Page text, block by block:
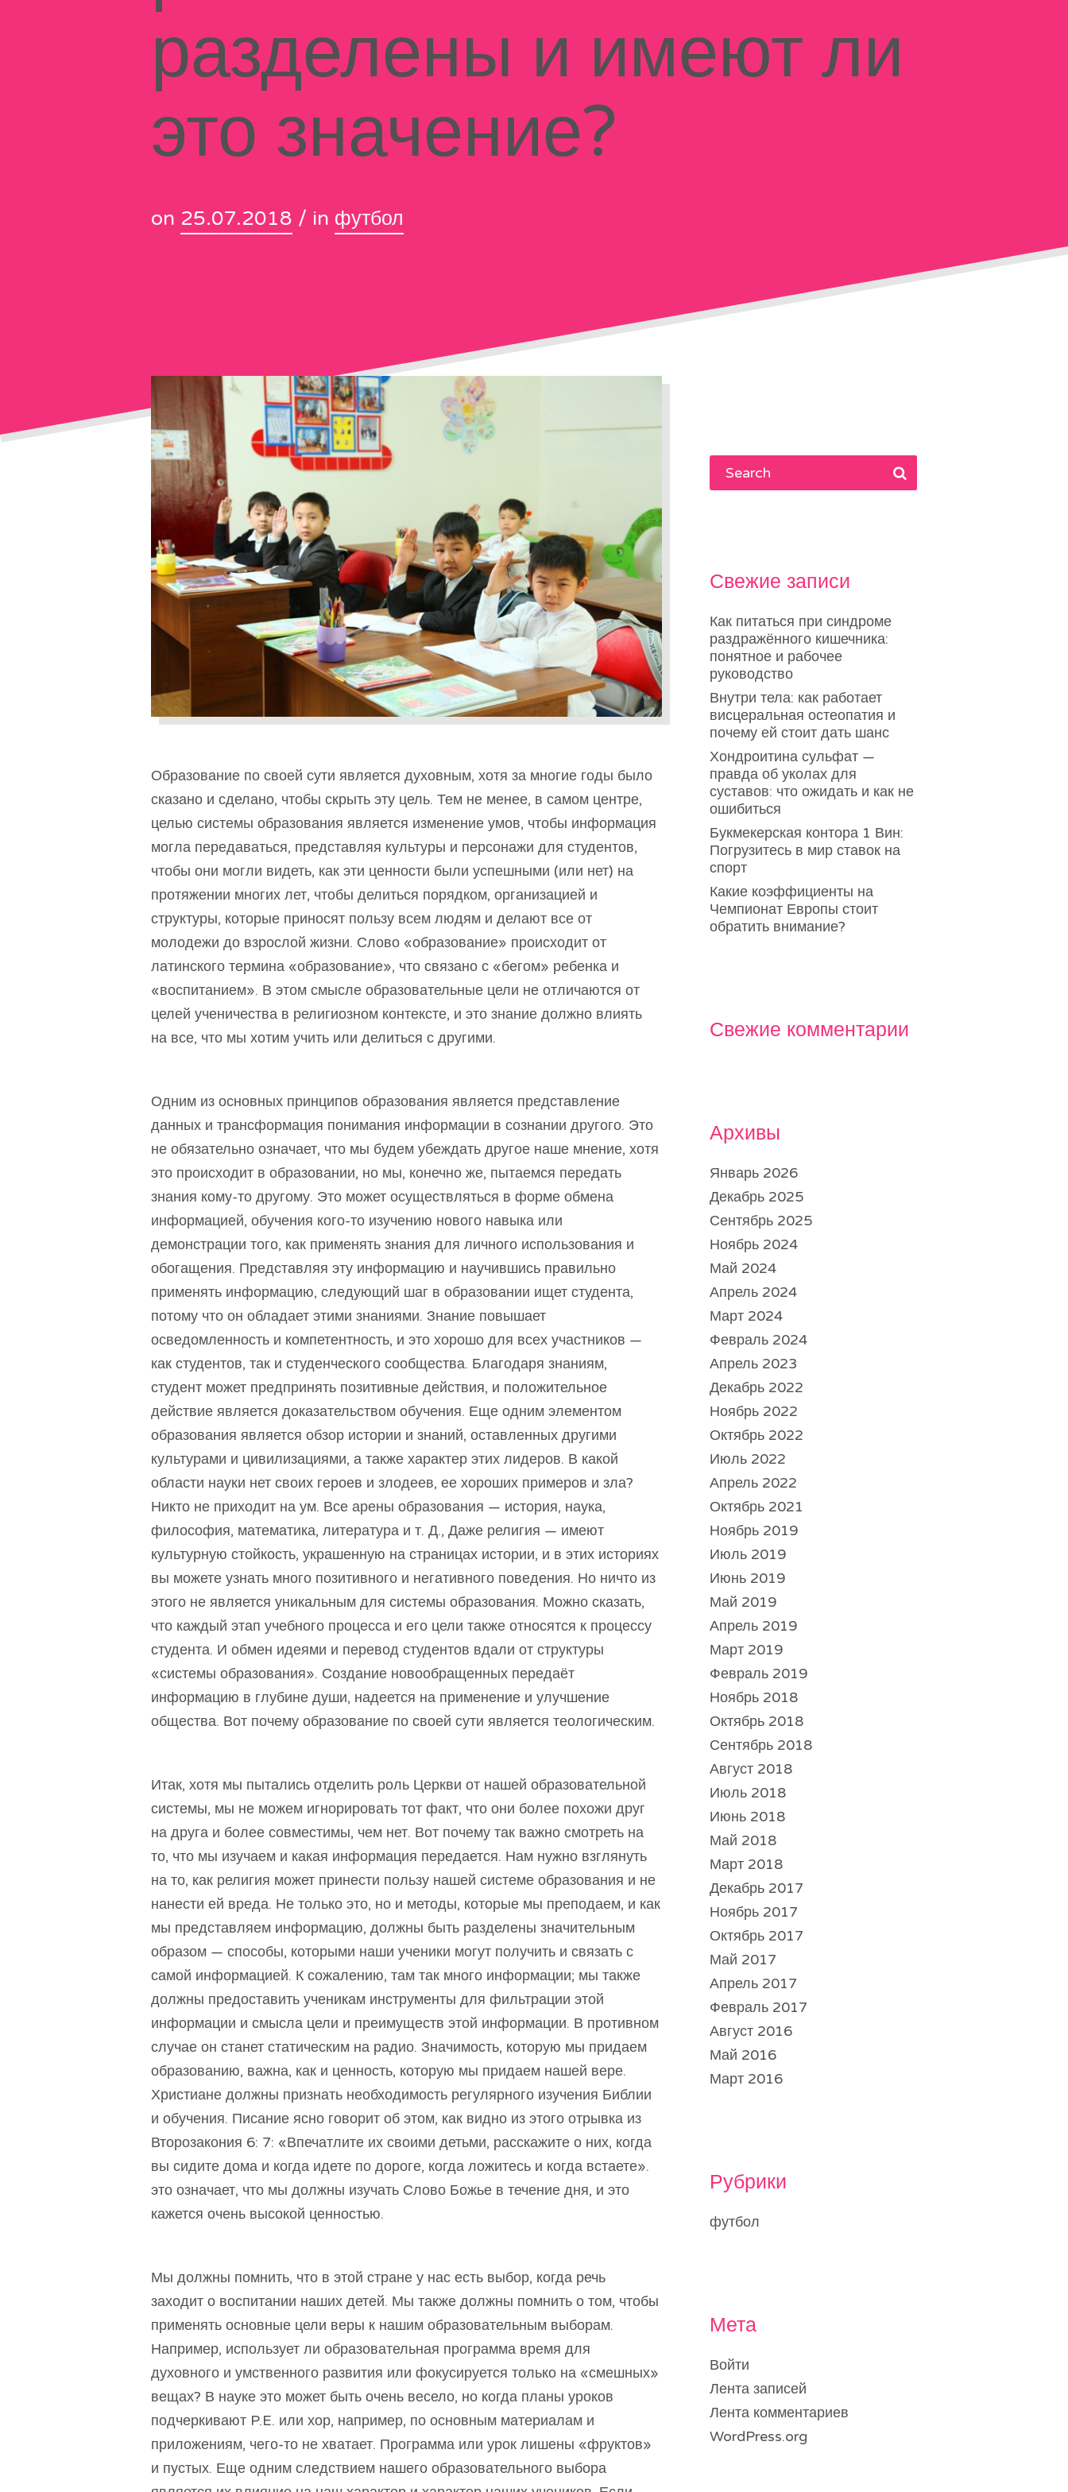
разделены и имеют ли
это значение?
on 25.07.2018 / in футбол
Образование по своей сути является духовным, хотя за многие годы было
сказано и сделано, чтобы скрыть эту цель. Тем не менее, в самом центре,
целью системы образования является изменение умов, чтобы информация
могла передаваться, представляя культуры и персонажи для студентов,
чтобы они могли видеть, как эти ценности были успешными (или нет) на
протяжении многих лет, чтобы делиться порядком, организацией и
структуры, которые приносят пользу всем людям и делают все от
молодежи до взрослой жизни. Слово «образование» происходит от
латинского термина «образование», что связано с «бегом» ребенка и
«воспитанием». В этом смысле образовательные цели не отличаются от
целей ученичества в религиозном контексте, и это знание должно влиять
на все, что мы хотим учить или делиться с другими.
Одним из основных принципов образования является представление
данных и трансформация понимания информации в сознании другого. Это
не обязательно означает, что мы будем убеждать другое наше мнение, хотя
это происходит в образовании, но мы, конечно же, пытаемся передать
знания кому-то другому. Это может осуществляться в форме обмена
информацией, обучения кого-то изучению нового навыка или
демонстрации того, как применять знания для личного использования и
обогащения. Представляя эту информацию и научившись правильно
применять информацию, следующий шаг в образовании ищет студента,
потому что он обладает этими знаниями. Знание повышает
осведомленность и компетентность, и это хорошо для всех участников —
как студентов, так и студенческого сообщества. Благодаря знаниям,
студент может предпринять позитивные действия, и положительное
действие является доказательством обучения. Еще одним элементом
образования является обзор истории и знаний, оставленных другими
культурами и цивилизациями, а также характер этих лидеров. В какой
области науки нет своих героев и злодеев, ее хороших примеров и зла?
Никто не приходит на ум. Все арены образования — история, наука,
философия, математика, литература и т. Д., Даже религия — имеют
культурную стойкость, украшенную на страницах истории, и в этих историях
вы можете узнать много позитивного и негативного поведения. Но ничто из
этого не является уникальным для системы образования. Можно сказать,
что каждый этап учебного процесса и его цели также относятся к процессу
студента. И обмен идеями и перевод студентов вдали от структуры
«системы образования». Создание новообращенных передаёт
информацию в глубине души, надеется на применение и улучшение
общества. Вот почему образование по своей сути является теологическим.
Итак, хотя мы пытались отделить роль Церкви от нашей образовательной
системы, мы не можем игнорировать тот факт, что они более похожи друг
на друга и более совместимы, чем нет. Вот почему так важно смотреть на
то, что мы изучаем и какая информация передается. Нам нужно взглянуть
на то, как религия может принести пользу нашей системе образования и не
нанести ей вреда. Не только это, но и методы, которые мы преподаем, и как
мы представляем информацию, должны быть разделены значительным
образом — способы, которыми наши ученики могут получить и связать с
самой информацией. К сожалению, там так много информации; мы также
должны предоставить ученикам инструменты для фильтрации этой
информации и смысла цели и преимуществ этой информации. В противном
случае он станет статическим на радио. Значимость, которую мы придаем
образованию, важна, как и ценность, которую мы придаем нашей вере.
Христиане должны признать необходимость регулярного изучения Библии
и обучения. Писание ясно говорит об этом, как видно из этого отрывка из
Второзакония 6: 7: «Впечатлите их своими детьми, расскажите о них, когда
вы сидите дома и когда идете по дороге, когда ложитесь и когда встаете».
это означает, что мы должны изучать Слово Божье в течение дня, и это
кажется очень высокой ценностью.
Мы должны помнить, что в этой стране у нас есть выбор, когда речь
заходит о воспитании наших детей. Мы также должны помнить о том, чтобы
применять основные цели веры к нашим образовательным выборам.
Например, использует ли образовательная программа время для
духовного и умственного развития или фокусируется только на «смешных»
вещах? В науке это может быть очень весело, но когда планы уроков
подчеркивают P.E. или хор, например, по основным материалам и
приложениям, чего-то не хватает. Программа или урок лишены «фруктов»
и пустых. Еще одним следствием нашего образовательного выбора
Свежие записи
Как питаться при синдроме
раздражённого кишечника:
понятное и рабочее
руководство
Внутри тела: как работает
висцеральная остеопатия и
почему ей стоит дать шанс
Хондроитина сульфат —
правда об уколах для
суставов: что ожидать и как не
ошибиться
Букмекерская контора 1 Вин:
Погрузитесь в мир ставок на
спорт
Какие коэффициенты на
Чемпионат Европы стоит
обратить внимание?
Свежие комментарии
Архивы
Январь 2026
Декабрь 2025
Сентябрь 2025
Ноябрь 2024
Май 2024
Апрель 2024
Март 2024
Февраль 2024
Апрель 2023
Декабрь 2022
Ноябрь 2022
Октябрь 2022
Июль 2022
Апрель 2022
Октябрь 2021
Ноябрь 2019
Июль 2019
Июнь 2019
Май 2019
Апрель 2019
Март 2019
Февраль 2019
Ноябрь 2018
Октябрь 2018
Сентябрь 2018
Август 2018
Июль 2018
Июнь 2018
Май 2018
Март 2018
Декабрь 2017
Ноябрь 2017
Октябрь 2017
Май 2017
Апрель 2017
Февраль 2017
Август 2016
Май 2016
Март 2016
Рубрики
футбол
Мета
Войти
Лента записей
Лента комментариев
WordPress.org